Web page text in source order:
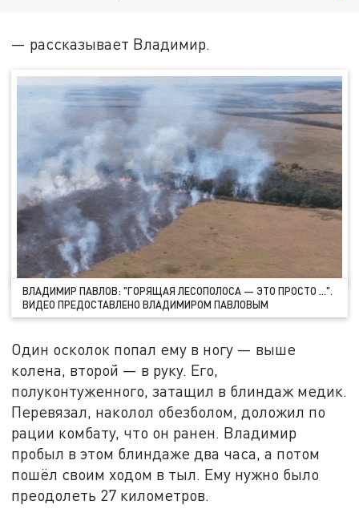
— рассказывает Владимир.
ВЛАДИМИР ПАВЛОВ: "ГОРЯЩАЯ ЛЕСОПОЛОСА — ЭТО ПРОСТО ...".
ВИДЕО ПРЕДОСТАВЛЕНО ВЛАДИМИРОМ ПАВЛОВЫМ
Один осколок попал ему в ногу — выше
колена, второй — в руку. Его,
полуконтуженного, затащил в блиндаж медик.
Перевязал, наколол обезболом, доложил по
рации комбату, что он ранен. Владимир
пробыл в этом блиндаже два часа, а потом
пошёл своим ходом в тыл. Ему нужно было
преодолеть 27 километров.